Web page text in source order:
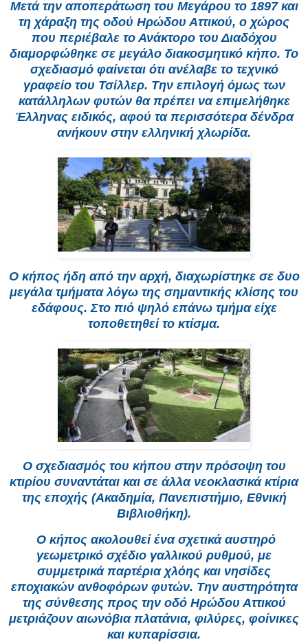
Μετά την αποπεράτωση του Μεγάρου το 1897 και
τη χάραξη της οδού Ηρώδου Αττικού, ο χώρος
που περιέβαλε το Ανάκτορο του Διαδόχου
διαμορφώθηκε σε μεγάλο διακοσμητικό κήπο. Το
σχεδιασμό φαίνεται ότι ανέλαβε το τεχνικό
γραφείο του Τσίλλερ. Την επιλογή όμως των
κατάλληλων φυτών θα πρέπει να επιμελήθηκε
Έλληνας ειδικός, αφού τα περισσότερα δένδρα
ανήκουν στην ελληνική χλωρίδα.
Ο κήπος ήδη από την αρχή, διαχωρίστηκε σε δυο
μεγάλα τμήματα λόγω της σημαντικής κλίσης του
εδάφους. Στο πιό ψηλό επάνω τμήμα είχε
τοποθετηθεί το κτίσμα.
Ο σχεδιασμός του κήπου στην πρόσοψη του
κτιρίου συναντάται και σε άλλα νεοκλασικά κτίρια
της εποχής (Ακαδημία, Πανεπιστήμιο, Εθνική
Βιβλιοθήκη).
Ο κήπος ακολουθεί ένα σχετικά αυστηρό
γεωμετρικό σχέδιο γαλλικού ρυθμού, με
συμμετρικά παρτέρια χλόης και νησίδες
εποχιακών ανθοφόρων φυτών. Την αυστηρότητα
της σύνθεσης προς την οδό Ηρώδου Αττικού
μετριάζουν αιωνόβια πλατάνια, φιλύρες, φοίνικες
και κυπαρίσσια.